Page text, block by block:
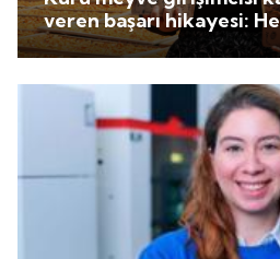
veren başarı hikayesi: